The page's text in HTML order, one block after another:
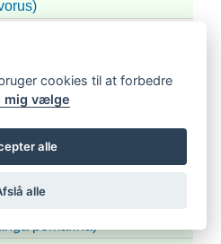
ptilorhynchus)
(Gyps
16
(Circaetus
38
cookies til at forbedre
mig vælge
alle
alle